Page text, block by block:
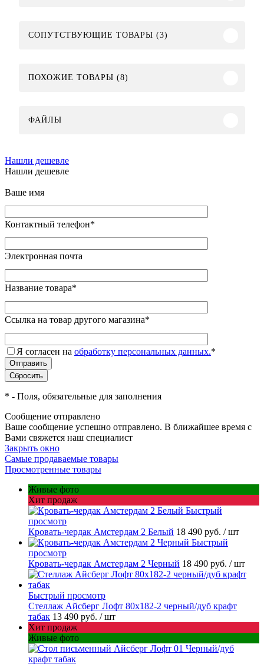
СОПУТСТВУЮЩИЕ ТОВАРЫ (3)
ПОХОЖИЕ ТОВАРЫ (8)
ФАЙЛЫ
Нашли дешевле
Нашли дешевле
Ваше имя
Контактный телефон*
Электронная почта
Название товара*
Ссылка на товар другого магазина*
Я согласен на обработку персональных данных.*
* - Поля, обязательные для заполнения
Сообщение отправлено
Ваше сообщение успешно отправлено. В ближайшее время с
Вами свяжется наш специалист
Закрыть окно
Самые продаваемые товары
Просмотренные товары
Живые фото
Хит продаж
Быстрый
просмотр
Кровать-чердак Амстердам 2 Белый 18 490 руб. / шт
Быстрый
просмотр
Кровать-чердак Амстердам 2 Черный 18 490 руб. / шт
Быстрый просмотр
Стеллаж Айсберг Лофт 80х182-2 черный/дуб крафт
табак 13 490 руб. / шт
Хит продаж
Живые фото